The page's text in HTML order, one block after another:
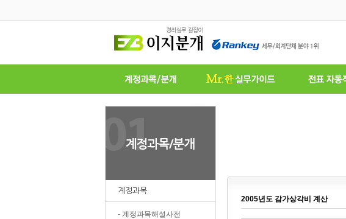
계정과목
- 계정과목해설사전
2005년도 감가상각비 계산